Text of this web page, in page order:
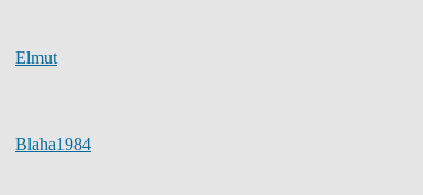
Elmut
Blaha1984